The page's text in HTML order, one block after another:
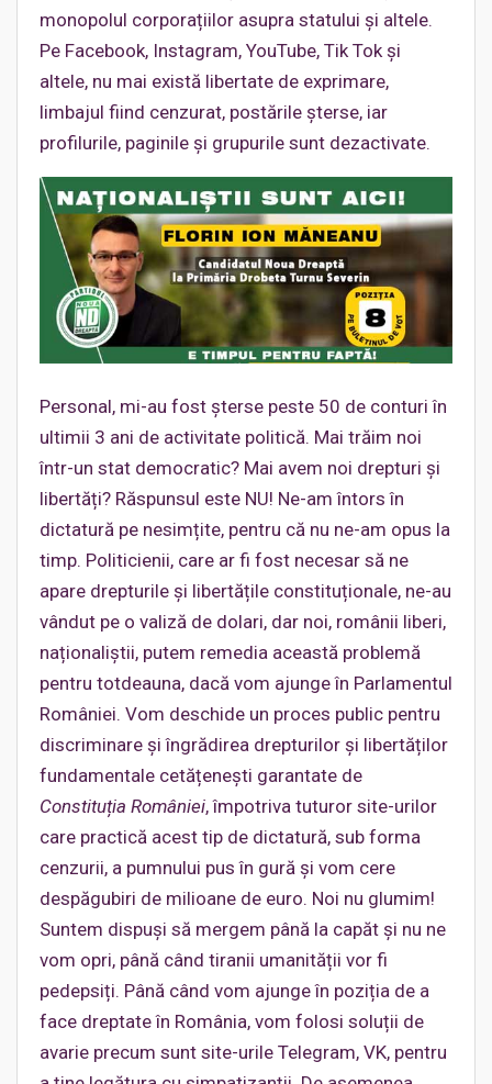
monopolul corporațiilor asupra statului și altele.
Pe Facebook, Instagram, YouTube, Tik Tok și
altele, nu mai există libertate de exprimare,
limbajul fiind cenzurat, postările șterse, iar
profilurile, paginile și grupurile sunt dezactivate.
Personal, mi-au fost șterse peste 50 de conturi în
ultimii 3 ani de activitate politică. Mai trăim noi
într-un stat democratic? Mai avem noi drepturi și
libertăți? Răspunsul este NU! Ne-am întors în
dictatură pe nesimțite, pentru că nu ne-am opus la
timp. Politicienii, care ar fi fost necesar să ne
apare drepturile și libertățile constituționale, ne-au
vândut pe o valiză de dolari, dar noi, românii liberi,
naționaliștii, putem remedia această problemă
pentru totdeauna, dacă vom ajunge în Parlamentul
României. Vom deschide un proces public pentru
discriminare și îngrădirea drepturilor și libertăților
fundamentale cetățenești garantate de
Constituția României, împotriva tuturor site-urilor
care practică acest tip de dictatură, sub forma
cenzurii, a pumnului pus în gură și vom cere
despăgubiri de milioane de euro. Noi nu glumim!
Suntem dispuși să mergem până la capăt și nu ne
vom opri, până când tiranii umanității vor fi
pedepsiți. Până când vom ajunge în poziția de a
face dreptate în România, vom folosi soluții de
avarie precum sunt site-urile Telegram, VK, pentru